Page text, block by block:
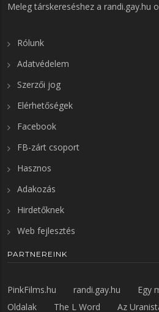
Meleg társkereséshez a randi.gay.hu
Rólunk
Adatvédelem
Szerzői jog
Elérhetőségek
Facebook
FB-zárt csoport
Hasznos
Adakozás
Hirdetőknek
Web fejlesztés
PARTNEREINK
PinkFilms.hu randi.gay.hu Egy
Oldalak
The L Word Az